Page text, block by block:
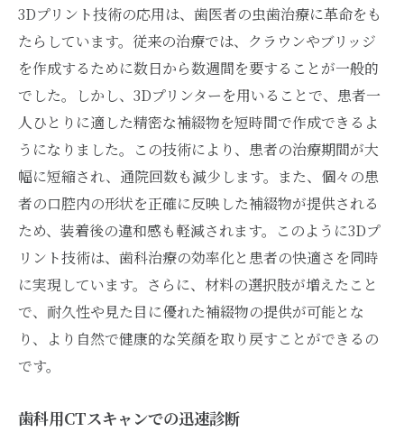
3Dプリント技術の応用は、歯医者の虫歯治療に革命をも
たらしています。従来の治療では、クラウンやブリッジ
を作成するために数日から数週間を要することが一般的
でした。しかし、3Dプリンターを用いることで、患者一
人ひとりに適した精密な補綴物を短時間で作成できるよ
うになりました。この技術により、患者の治療期間が大
幅に短縮され、通院回数も減少します。また、個々の患
者の口腔内の形状を正確に反映した補綴物が提供される
ため、装着後の違和感も軽減されます。このように3Dプ
リント技術は、歯科治療の効率化と患者の快適さを同時
に実現しています。さらに、材料の選択肢が増えたこと
で、耐久性や見た目に優れた補綴物の提供が可能とな
り、より自然で健康的な笑顔を取り戻すことができるの
です。
歯科用CTスキャンでの迅速診断